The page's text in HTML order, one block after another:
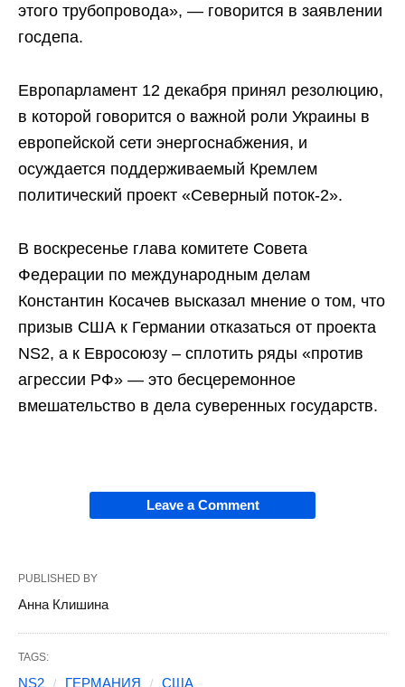
этого трубопровода», — говорится в заявлении
госдепа.
Европарламент 12 декабря принял резолюцию,
в которой говорится о важной роли Украины в
европейской сети энергоснабжения, и
осуждается поддерживаемый Кремлем
политический проект «Северный поток-2».
В воскресенье глава комитете Совета
Федерации по международным делам
Константин Косачев высказал мнение о том, что
призыв США к Германии отказаться от проекта
NS2, а к Евросоюзу – сплотить ряды «против
агрессии РФ» — это бесцеремонное
вмешательство в дела суверенных государств.
Leave a Comment
PUBLISHED BY
Анна Клишина
TAGS:
NS2 ГЕРМАНИЯ США